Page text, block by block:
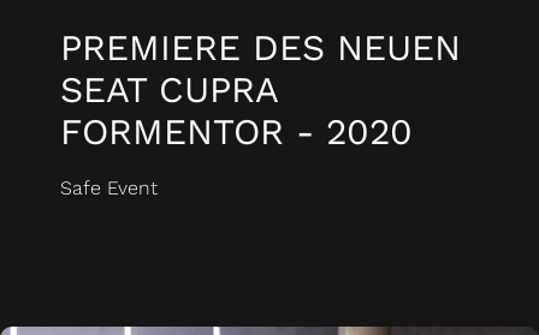
PREMIERE DES NEUEN
SEAT CUPRA
FORMENTOR - 2020
Safe Event